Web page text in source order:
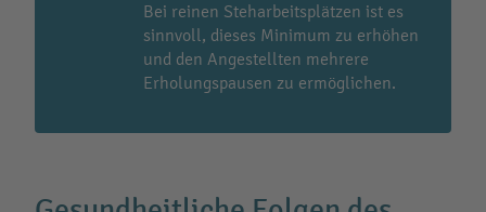
Bei reinen Steharbeitsplätzen ist es
sinnvoll, dieses Minimum zu erhöhen
und den Angestellten mehrere
Erholungspausen zu ermöglichen.